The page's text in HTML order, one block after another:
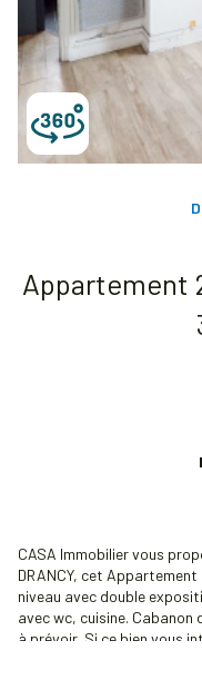
Appartement 2 pièce(s) 1 chambre(s)
CASA Immobilier vous
DRANCY, cet
niveau avec double
avec wc, cuisine. Cabanon
à prévoir. Si ce bien vous